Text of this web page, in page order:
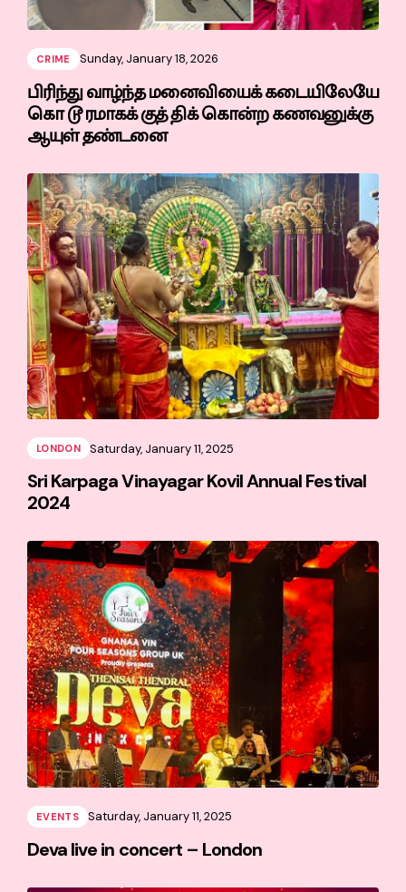
CRIME Sunday, January 18, 2026
பிரிந்து வாழ்ந்த மனைவியைக் கடையிலேயே
கொ டூ ரமாகக் குத் திக் கொன்ற கணவனுக்கு
ஆயுள் தண்டனை
LONDON Saturday, January 11, 2025
Sri Karpaga Vinayagar Kovil Annual Festival
2024
EVENTS Saturday, January 11, 2025
Deva live in concert – London